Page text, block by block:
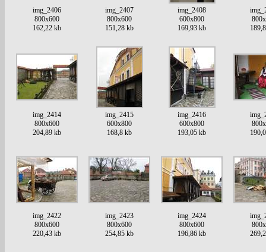
img_2406
800x600
162,22 kb
img_2407
800x600
151,28 kb
img_2408
600x800
169,93 kb
img_2414
800x600
204,89 kb
img_2415
600x800
168,8 kb
img_2416
600x800
193,05 kb
img_2422
800x600
220,43 kb
img_2423
800x600
254,85 kb
img_2424
800x600
196,86 kb